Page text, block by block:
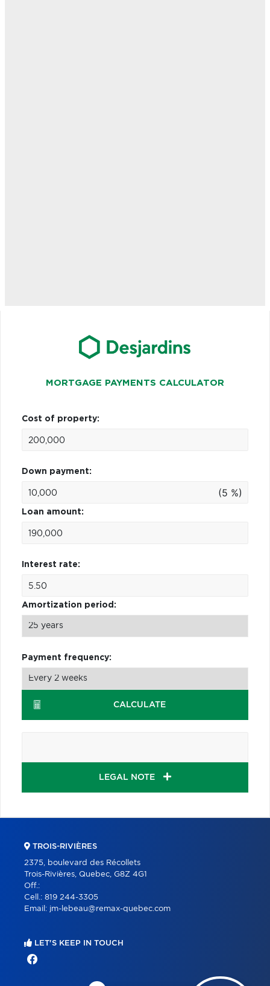
MORTGAGE PAYMENTS CALCULATOR
Cost of property:
Down payment:
(5 %)
Loan amount:
Interest rate:
Amortization period:
Payment frequency:
CALCULATE
LEGAL NOTE
TROIS-RIVIÈRES
2375, boulevard des Récollets
Trois-Rivières, Quebec, G8Z 4G1
Off.:
Cell.: 819 244-3305
Email: jm-lebeau@remax-quebec.com
LET'S KEEP IN TOUCH